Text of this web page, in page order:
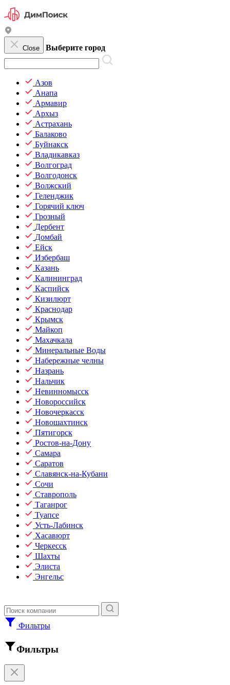
Close Выберите город
Азов
Анапа
Армавир
Архыз
Астрахань
Балаково
Буйнакск
Владикавказ
Волгоград
Волгодонск
Волжский
Геленджик
Горячий ключ
Грозный
Дербент
Домбай
Ейск
Избербаш
Казань
Калининград
Каспийск
Кизилюрт
Краснодар
Крымск
Майкоп
Махачкала
Минеральные Воды
Набережные челны
Назрань
Нальчик
Невинномысск
Новороссийск
Новочеркасск
Новошахтинск
Пятигорск
Ростов-на-Дону
Самара
Саратов
Славянск-на-Кубани
Сочи
Ставрополь
Таганрог
Туапсе
Усть-Лабинск
Хасавюрт
Черкесск
Шахты
Элиста
Энгельс
Фильтры
Фильтры